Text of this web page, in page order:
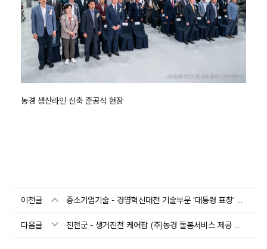
농경 생산라인 신축 준공식 현장
이전글 중소기업기술 - 경영혁신대전 기술부문 '대통령 표창' 수상
다음글 진천군 - 생거진천 케어팜 (주)농경 돌봄서비스 제공 맞손